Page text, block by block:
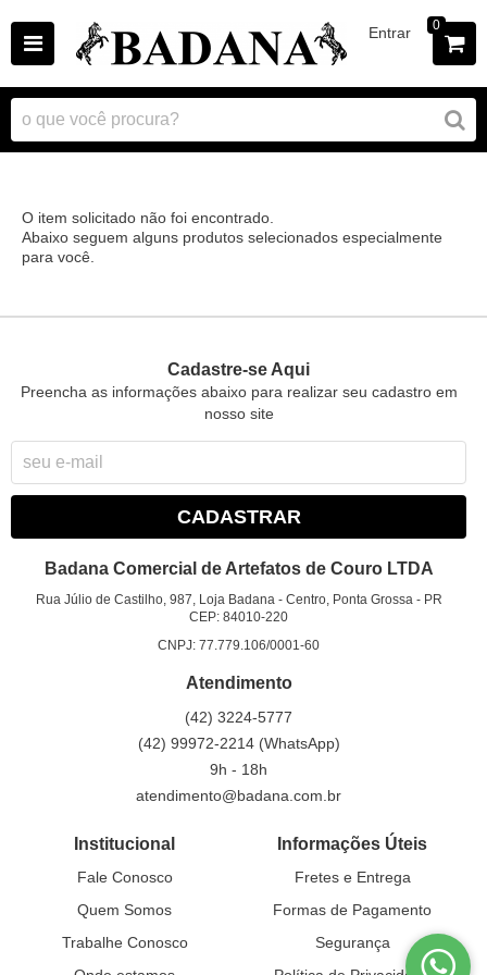
Entrar 0
O item solicitado não foi encontrado.
Abaixo seguem alguns produtos selecionados especialmente
para você.
Cadastre-se Aqui
Preencha as informações abaixo para realizar seu cadastro em
nosso site
CADASTRAR
Badana Comercial de Artefatos de Couro LTDA
Rua Júlio de Castilho, 987, Loja Badana - Centro, Ponta Grossa - PR
CEP: 84010-220
CNPJ: 77.779.106/0001-60
Atendimento
(42) 3224-5777
(42) 99972-2214 (WhatsApp)
9h - 18h
atendimento@badana.com.br
Institucional
Fale Conosco
Quem Somos
Trabalhe Conosco
Informações Úteis
Fretes e Entrega
Formas de Pagamento
Segurança